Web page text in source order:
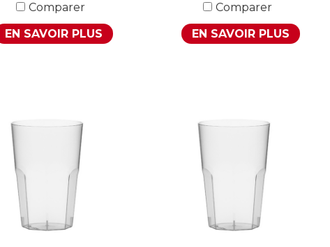
Comparer
EN SAVOIR PLUS
Comparer
EN SAVOIR PLUS